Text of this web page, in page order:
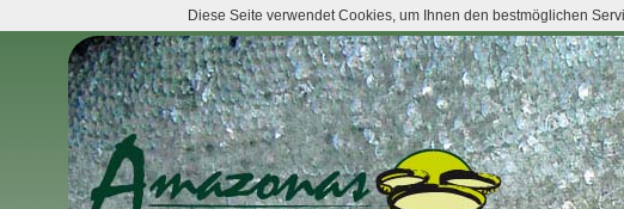
Diese Seite verwendet Cookies, um Ihnen den bestmöglichen